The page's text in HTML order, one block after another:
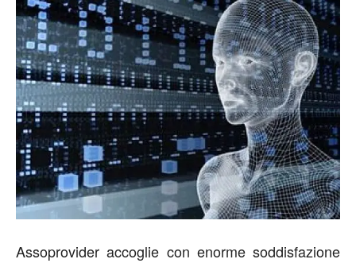
Assoprovider accoglie con enorme soddisfazione